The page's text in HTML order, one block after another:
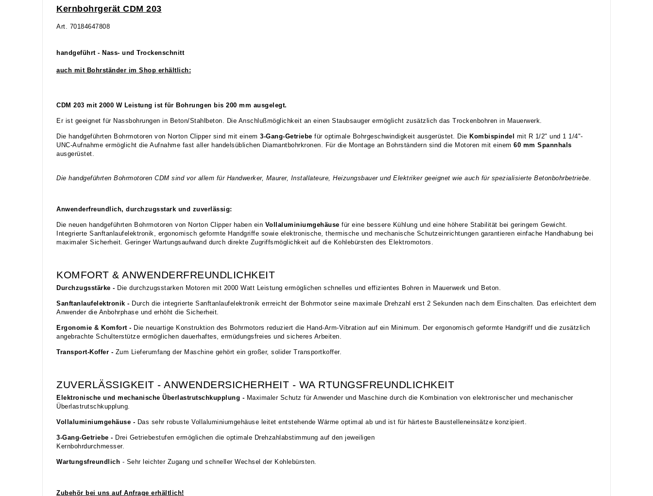
Kernbohrgerät CDM 203
Art. 70184647808
handgeführt - Nass- und Trockenschnitt
auch mit Bohrständer im Shop erhältlich:
CDM 203 mit 2000 W Leistung ist für Bohrungen bis 200 mm ausgelegt.
Er ist geeignet für Nassbohrungen in Beton/Stahlbeton. Die Anschlußmöglichkeit an einen Staubsauger ermöglicht zusätzlich das Trockenbohren in Mauerwerk.
Die handgeführten Bohrmotoren von Norton Clipper sind mit einem 3-Gang-Getriebe für optimale Bohrgeschwindigkeit ausgerüstet. Die Kombispindel
mit R 1/2" und 1 1/4"-
UNC-Aufnahme ermöglicht die Aufnahme fast aller handelsüblichen Diamantbohrkronen. Für die Montage an Bohrständern sind die Motoren mit einem 60 mm Spannhals
ausgerüstet.
Die handgeführten Bohrmotoren CDM sind vor allem für Handwerker, Maurer, Installateure, Heizungsbauer und Elektriker geeignet wie auch für spezialisierte Betonbohrbetriebe.
Anwenderfreundlich, durchzugsstark und zuverlässig:
Die neuen handgeführten Bohrmotoren von Norton Clipper haben ein Vollaluminiumgehäuse für eine bessere Kühlung und eine höhere Stabilität bei geringem Gewicht.
Integrierte Sanftanlaufelektronik, ergonomisch geformte Handgriffe sowie elektronische, thermische und mechanische Schutzeinrichtungen garantieren einfache Handhabung bei
maximaler Sicherheit. Geringer Wartungsaufwand durch direkte Zugriffsmöglichkeit auf die Kohlebürsten des Elektromotors.
KOMFORT & ANWENDERFREUNDLICHKEIT
Durchzugsstärke - Die durchzugsstarken Motoren mit 2000 Watt Leistung ermöglichen schnelles und effizientes Bohren in Mauerwerk und Beton.
Sanftanlaufelektronik - Durch die integrierte Sanftanlaufelektronik errreicht der Bohrmotor seine maximale Drehzahl erst 2 Sekunden nach dem Einschalten. Das erleichtert dem
Anwender die Anbohrphase und erhöht die Sicherheit.
Ergonomie & Komfort - Die neuartige Konstruktion des Bohrmotors reduziert die Hand-Arm-Vibration auf ein Minimum. Der ergonomisch geformte Handgriff und die zusätzlich
angebrachte Schulterstütze ermöglichen dauerhaftes, ermüdungsfreies und sicheres Arbeiten.
Transport-Koffer - Zum Lieferumfang der Maschine gehört ein großer, solider Transportkoffer.
ZUVERLÄSSIGKEIT - ANWENDERSICHERHEIT - WA RTUNGSFREUNDLICHKEIT
Elektronische und mechanische Überlastrutschkupplung - Maximaler Schutz für Anwender und Maschine durch die Kombination von elektronischer und mechanischer
Überlastrutschkupplung.
Vollaluminiumgehäuse - Das sehr robuste Vollaluminiumgehäuse leitet entstehende Wärme optimal ab und ist für härteste Baustelleneinsätze konzipiert.
3-Gang-Getriebe - Drei Getriebestufen ermöglichen die optimale Drehzahlabstimmung auf den jeweiligen
Kernbohrdurchmesser.
Wartungsfreundlich - Sehr leichter Zugang und schneller Wechsel der Kohlebürsten.
Zubehör bei uns auf Anfrage erhältlich!